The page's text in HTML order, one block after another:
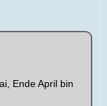
Ende April bin